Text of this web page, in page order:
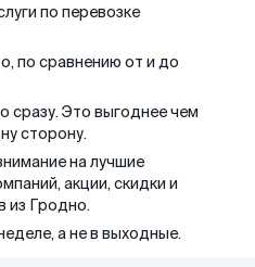
по перевозке
по сравнению от и до
сразу. Это выгоднее чем
сторону.
на лучшие
акции, скидки и
из Гродно.
а не в выходные.